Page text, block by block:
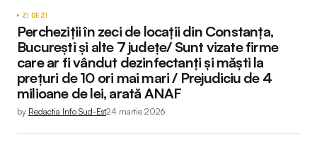
ZI DE ZI
Percheziții în zeci de locații din Constanța,
București și alte 7 județe/ Sunt vizate firme
care ar fi vândut dezinfectanți și măști la
prețuri de 10 ori mai mari / Prejudiciu de 4
milioane de lei, arată ANAF
by Redactia Info Sud-Est24 martie 2026